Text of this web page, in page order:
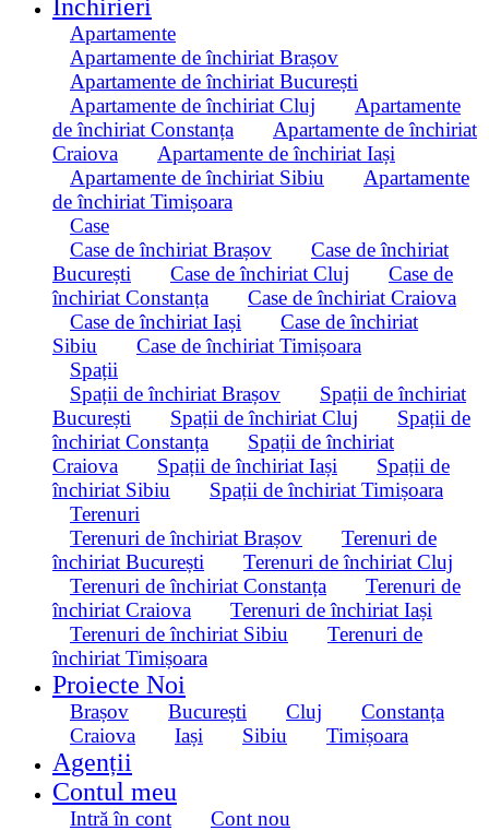
Închirieri
Apartamente
Apartamente de închiriat Brașov
Apartamente de închiriat București
Apartamente de închiriat Cluj
Apartamente
de închiriat Constanța
Apartamente de închiriat
Craiova
Apartamente de închiriat Iași
Apartamente de închiriat Sibiu
Apartamente
de închiriat Timișoara
Case
Case de închiriat Brașov
Case de închiriat
București
Case de închiriat Cluj
Case de
închiriat Constanța
Case de închiriat Craiova
Case de închiriat Iași
Case de închiriat
Sibiu
Case de închiriat Timișoara
Spații
Spații de închiriat Brașov
Spații de închiriat
București
Spații de închiriat Cluj
Spații de
închiriat Constanța
Spații de închiriat
Craiova
Spații de închiriat Iași
Spații de
închiriat Sibiu
Spații de închiriat Timișoara
Terenuri
Terenuri de închiriat Brașov
Terenuri de
închiriat București
Terenuri de închiriat Cluj
Terenuri de închiriat Constanța
Terenuri de
închiriat Craiova
Terenuri de închiriat Iași
Terenuri de închiriat Sibiu
Terenuri de
închiriat Timișoara
Proiecte Noi
Brașov București Cluj
Constanța
Craiova
Iași Sibiu Timișoara
Agenții
Contul meu
Intră în cont Cont nou